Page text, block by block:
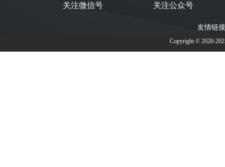
关注微信号 关注公众号
友情链
Copyright © 2020-